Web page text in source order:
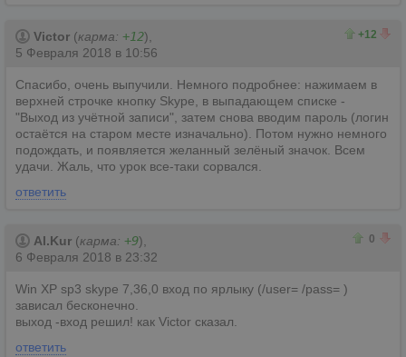
+12
Victor (карма: +12),
5 Февраля 2018 в 10:56
Спасибо, очень выпучили. Немного подробнее: нажимаем в
верхней строчке кнопку Skype, в выпадающем списке -
"Выход из учётной записи", затем снова вводим пароль (логин
остаётся на старом месте изначально). Потом нужно немного
подождать, и появляется желанный зелёный значок. Всем
удачи. Жаль, что урок все-таки сорвался.
ответить
0
Al.Kur (карма: +9),
6 Февраля 2018 в 23:32
Win XP sp3 skype 7,36,0 вход по ярлыку (/user= /pass= )
зависал бесконечно.
выход -вход решил! как Victor сказал.
ответить